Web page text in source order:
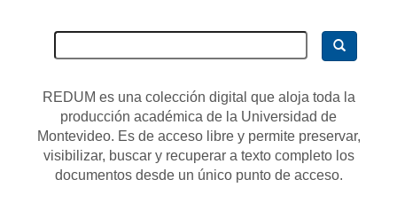
REDUM es una colección digital que aloja toda la
producción académica de la Universidad de
Montevideo. Es de acceso libre y permite preservar,
visibilizar, buscar y recuperar a texto completo los
documentos desde un único punto de acceso.